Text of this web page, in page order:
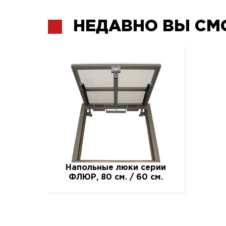
НЕДАВНО ВЫ
Напольные люки серии
ФЛЮР, 80 см. / 60 см.